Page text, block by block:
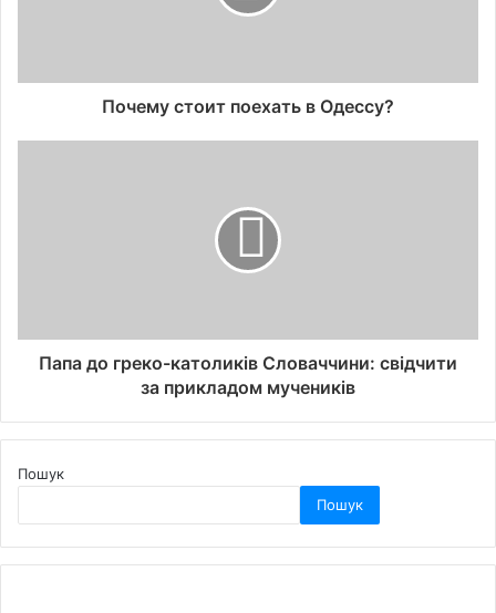
Почему стоит поехать в Одессу?
Папа до греко-католиків Словаччини: свідчити
за прикладом мучеників
Пошук
Пошук